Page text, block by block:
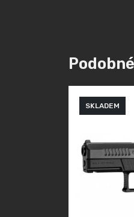
SKLADEM